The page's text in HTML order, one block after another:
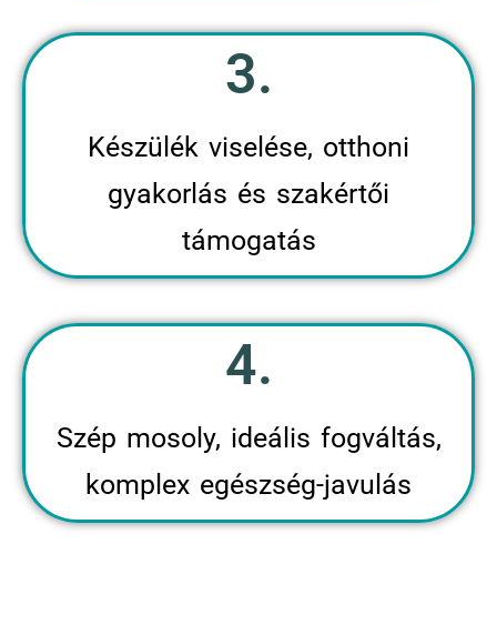
3.
Készülék viselése, otthoni
gyakorlás és szakértői
támogatás
4.
Szép mosoly, ideális fogváltás,
komplex egészség-javulás